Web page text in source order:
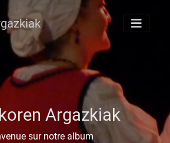
Argazkiak
sur notre album